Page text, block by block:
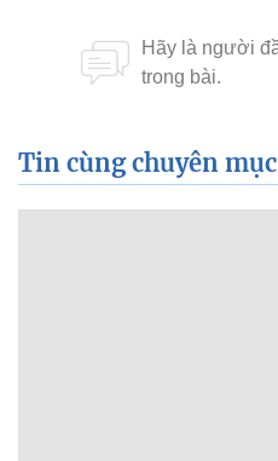
Tin cùng chuyên mục